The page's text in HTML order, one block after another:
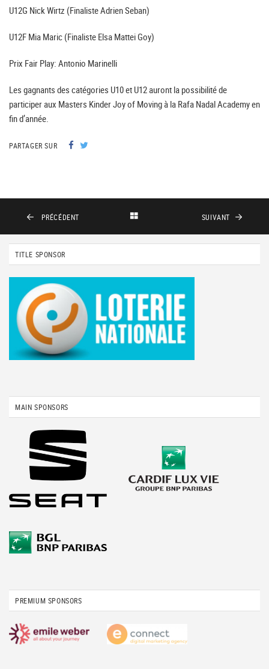
U12G Nick Wirtz (Finaliste Adrien Seban)
U12F Mia Maric (Finaliste Elsa Mattei Goy)
Prix Fair Play: Antonio Marinelli
Les gagnants des catégories U10 et U12 auront la possibilité de
participer aux Masters Kinder Joy of Moving à la Rafa Nadal Academy en
fin d’année.
PARTAGER SUR
PRÉCÉDENT SUIVANT
TITLE SPONSOR
MAIN SPONSORS
PREMIUM SPONSORS